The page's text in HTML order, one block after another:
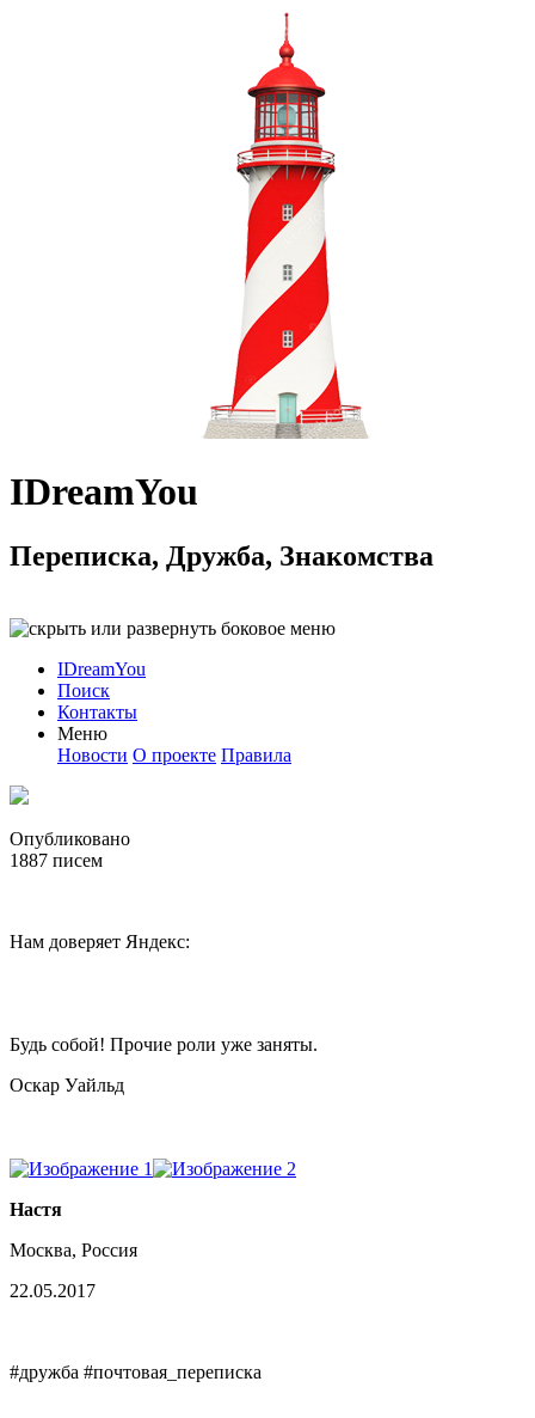
IDreamYou
Переписка, Дружба, Знакомства
IDreamYou
Поиск
Контакты
Меню
Новости О проекте Правила
Опубликовано
1887 писем
Нам доверяет Яндекс:
Будь собой! Прочие роли уже заняты.
Оскар Уайльд
Настя
Москва, Россия
22.05.2017
#дружба #почтовая_переписка